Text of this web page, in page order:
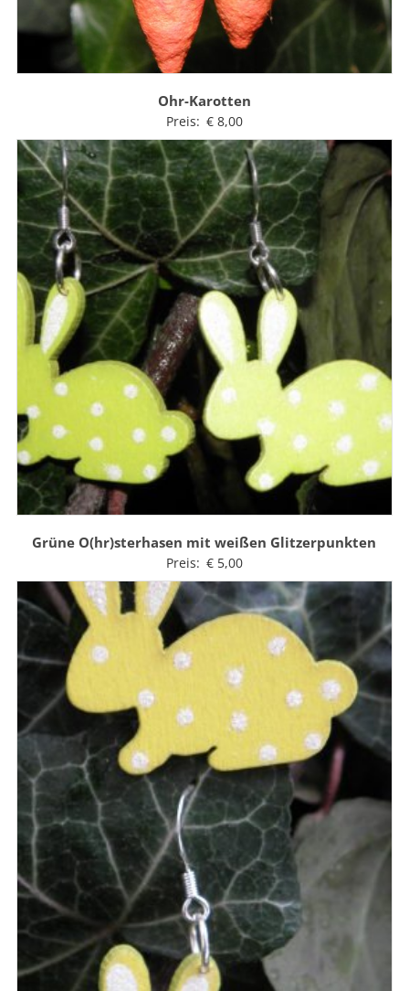
Ohr-Karotten
Preis: €8,00
Grüne O(hr)sterhasen mit weißen Glitzerpunkten
Preis: €5,00